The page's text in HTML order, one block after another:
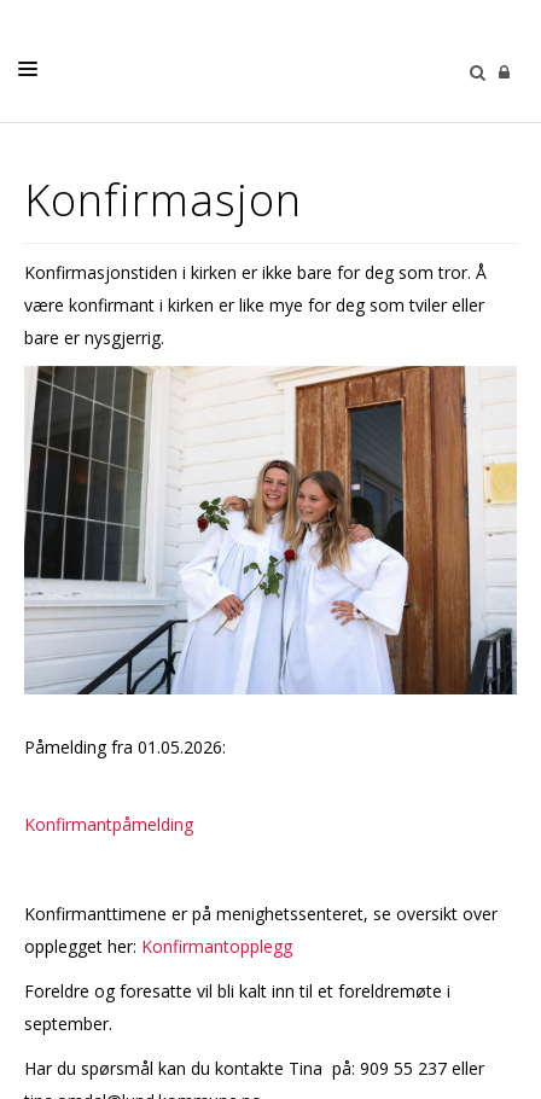
BARN OG UNGE
OM OSS
KALENDER
GRAVFERD OG GRAVPLASS
Konfirmasjon
Konfirmasjonstiden i kirken er ikke bare for deg som tror. Å
være konfirmant i kirken er like mye for deg som tviler eller
bare er nysgjerrig.
Påmelding fra 01.05.2026:
Konfirmantpåmelding
Konfirmanttimene er på menighetssenteret, se oversikt over
opplegget her: Konfirmantopplegg
Foreldre og foresatte vil bli kalt inn til et foreldremøte i
september.
Har du spørsmål kan du kontakte Tina på: 909 55 237 eller